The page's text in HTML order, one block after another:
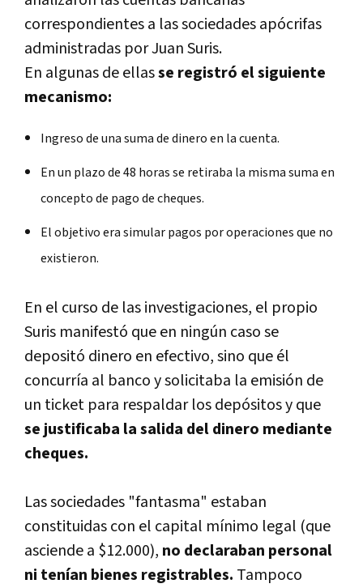
correspondientes a las sociedades apócrifas
administradas por Juan Suris.
En algunas de ellasse registró el siguiente
mecanismo:
Ingreso de una suma de dinero en la cuenta.
En un plazo de 48 horas se retiraba la misma suma en
concepto de pago de cheques.
El objetivo era simular pagos por operaciones que no
existieron.
En el curso de las investigaciones, el propio
Suris manifestó que en ningún caso se
depositó dinero en efectivo, sino que él
concurría al banco y solicitaba la emisión de
un ticket para respaldar los depósitos y que
se justificaba la salida del dinero mediante
cheques.
Las sociedades "fantasma" estaban
constituidas con el capital mínimo legal (que
asciende a $12.000), no declaraban personal
ni tenían bienes registrables. Tampoco